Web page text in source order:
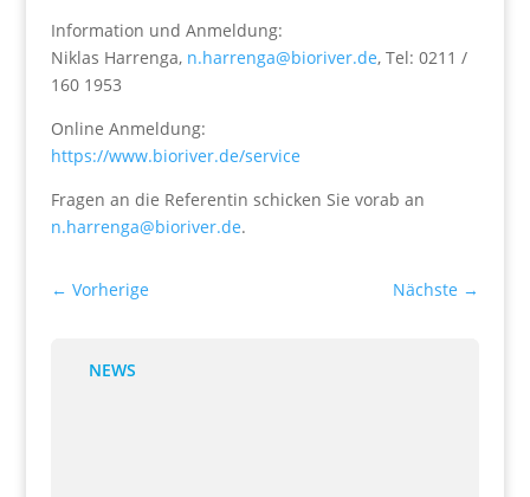
Information und Anmeldung:
Niklas Harrenga, n.harrenga@bioriver.de, Tel: 0211 /
160 1953
Online Anmeldung:
https://www.bioriver.de/service
Fragen an die Referentin schicken Sie vorab an
n.harrenga@bioriver.de.
← Vorherige Nächste →
NEWS